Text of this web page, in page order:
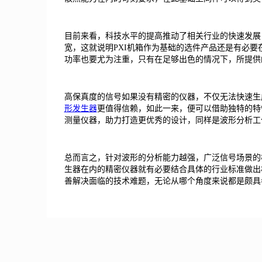
目前来看，科技水平的提高推动了相关行业的快速发
宽，这就说明PXI机箱作为基础的选件产品还是有必
功率也要尤为注重，只有在足够出色的情况下，所提
高保真度的信号如果没有精密的仪器，不仅无法快速
形发生器更值得信赖，如此一来，便可以借助独特的
测量仪器，助力打造更优秀的设计，同样是波形分析
总而言之，针对波形的分析能力越强，广泛信号场景
生器在内的精密仪器就有必要结合具体的行业标准做
善解决面临的技术难题，无论从哪个角度来说都是颇